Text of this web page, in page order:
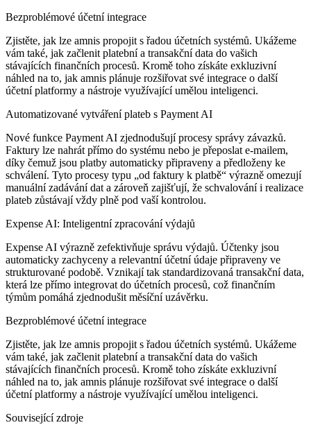
Bezproblémové účetní integrace
Zjistěte, jak lze amnis propojit s řadou účetních systémů. Ukážeme
vám také, jak začlenit platební a transakční data do vašich
stávajících finančních procesů. Kromě toho získáte exkluzivní
náhled na to, jak amnis plánuje rozšiřovat své integrace o další
účetní platformy a nástroje využívající umělou inteligenci.
Automatizované vytváření plateb s Payment AI
Nové funkce Payment AI zjednodušují procesy správy závazků.
Faktury lze nahrát přímo do systému nebo je přeposlat e-mailem,
díky čemuž jsou platby automaticky připraveny a předloženy ke
schválení. Tyto procesy typu „od faktury k platbě“ výrazně omezují
manuální zadávání dat a zároveň zajišťují, že schvalování i realizace
plateb zůstávají vždy plně pod vaší kontrolou.
Expense AI: Inteligentní zpracování výdajů
Expense AI výrazně zefektivňuje správu výdajů. Účtenky jsou
automaticky zachyceny a relevantní účetní údaje připraveny ve
strukturované podobě. Vznikají tak standardizovaná transakční data,
která lze přímo integrovat do účetních procesů, což finančním
týmům pomáhá zjednodušit měsíční uzávěrku.
Bezproblémové účetní integrace
Zjistěte, jak lze amnis propojit s řadou účetních systémů. Ukážeme
vám také, jak začlenit platební a transakční data do vašich
stávajících finančních procesů. Kromě toho získáte exkluzivní
náhled na to, jak amnis plánuje rozšiřovat své integrace o další
účetní platformy a nástroje využívající umělou inteligenci.
Související zdroje